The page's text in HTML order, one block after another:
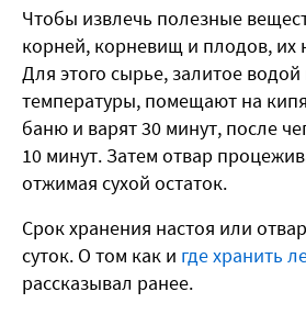
Чтобы извлечь полезные
корней, корневищ и плодов, их
Для этого сырье, залитое
температуры, помещают на
баню и варят 30 минут, после
10 минут. Затем отвар
отжимая сухой остаток.
Срок хранения настоя или
суток. О том как и где хранить
рассказывал ранее.